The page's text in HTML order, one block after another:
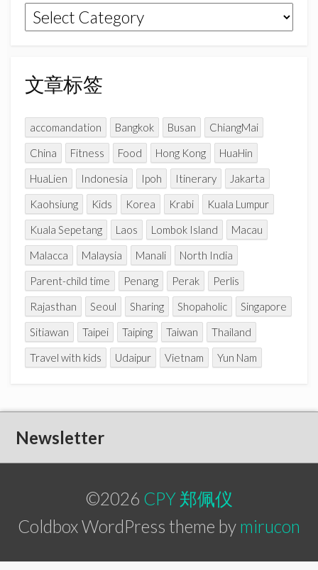
m
h
文
章
类
文章标签
accomandation Bangkok Busan
ChiangMai
China
Fitness Food Hong Kong
HuaHin
HuaLien
Indonesia Ipoh Itinerary
Jakarta
Kaohsiung
Kids Korea Krabi
Kuala Lumpur
Kuala Sepetang
Laos Lombok Island
Macau
Malacca
Malaysia Manali
North India
Parent-child time
Penang Perak
Perlis
Rajasthan
Seoul Sharing Shopaholic
Singapore
Sitiawan
Taipei Taiping Taiwan
Thailand
Travel with kids
Udaipur Vietnam Yun Nam
Newsletter
©2026 CPY 郑佩仪
Coldbox WordPress theme by mirucon